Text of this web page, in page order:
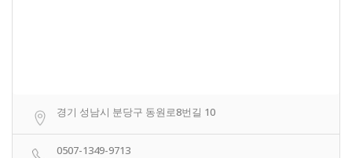
경기 성남시 분당구 동원로8번길 10
0507-1349-9713